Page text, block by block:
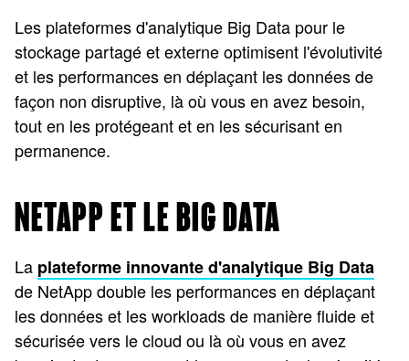
Les plateformes d'analytique Big Data pour le
stockage partagé et externe optimisent l'évolutivité
et les performances en déplaçant les données de
façon non disruptive, là où vous en avez besoin,
tout en les protégeant et en les sécurisant en
permanence.
NETAPP ET LE BIG DATA
La plateforme innovante d'analytique Big Data
de NetApp double les performances en déplaçant
les données et les workloads de manière fluide et
sécurisée vers le cloud ou là où vous en avez